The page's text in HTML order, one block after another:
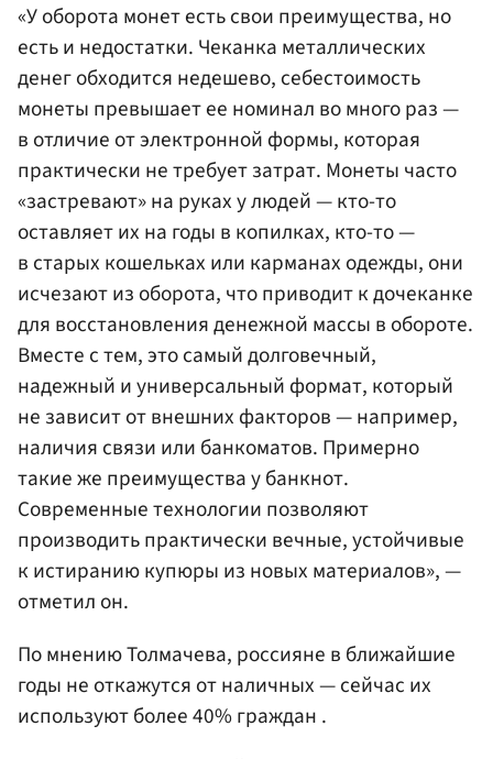
«У оборота монет есть свои преимущества, но
есть и недостатки. Чеканка металлических
денег обходится недешево, себестоимость
монеты превышает ее номинал во много раз —
в отличие от электронной формы, которая
практически не требует затрат. Монеты часто
«застревают» на руках у людей — кто-то
оставляет их на годы в копилках, кто-то —
в старых кошельках или карманах одежды, они
исчезают из оборота, что приводит к дочеканке
для восстановления денежной массы в обороте.
Вместе с тем, это самый долговечный,
надежный и универсальный формат, который
не зависит от внешних факторов — например,
наличия связи или банкоматов. Примерно
такие же преимущества у банкнот.
Современные технологии позволяют
производить практически вечные, устойчивые
к истиранию купюры из новых материалов», —
отметил он.
По мнению Толмачева, россияне в ближайшие
годы не откажутся от наличных — сейчас их
используют более 40% граждан .